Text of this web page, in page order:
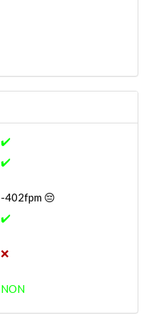
✔️
✔️
-402fpm 😔
✔️
❌
NON